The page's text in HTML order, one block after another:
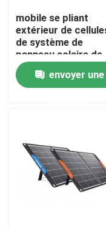
Contrôle de la
Contact
Station solaire de
générateur
mobile se pliant
extérieur de
de système de
panneau solaire de
120W 300W 600W
facturant la maison
envoyer une